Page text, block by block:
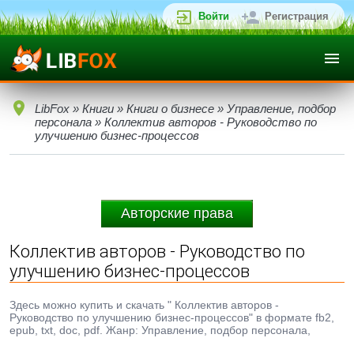
Войти Регистрация
LibFox » Книги » Книги о бизнесе » Управление, подбор
персонала » Коллектив авторов - Руководство по
улучшению бизнес-процессов
Авторские права
Коллектив авторов - Руководство по
улучшению бизнес-процессов
Здесь можно купить и скачать " Коллектив авторов -
Руководство по улучшению бизнес-процессов" в формате fb2,
epub, txt, doc, pdf. Жанр: Управление, подбор персонала,